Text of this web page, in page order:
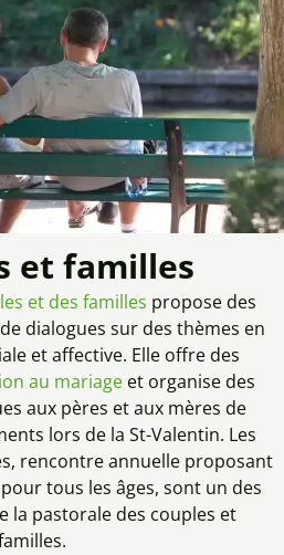
et familles
et des familles propose des
dialogues sur des thèmes en
et affective. Elle offre des
au mariage et organise des
aux pères et aux mères de
lors de la St-Valentin. Les
rencontre annuelle proposant
tous les âges, sont un des
la pastorale des couples et